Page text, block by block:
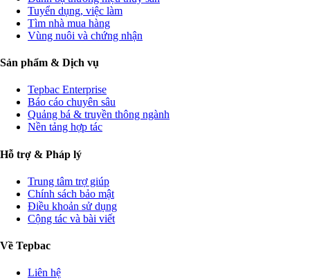
Tuyển dụng, việc làm
Tìm nhà mua hàng
Vùng nuôi và chứng nhận
Sản phẩm & Dịch vụ
Tepbac Enterprise
Báo cáo chuyên sâu
Quảng bá & truyền thông ngành
Nền tảng hợp tác
Hỗ trợ & Pháp lý
Trung tâm trợ giúp
Chính sách bảo mật
Điều khoản sử dụng
Cộng tác và bài viết
Về Tepbac
Liên hệ